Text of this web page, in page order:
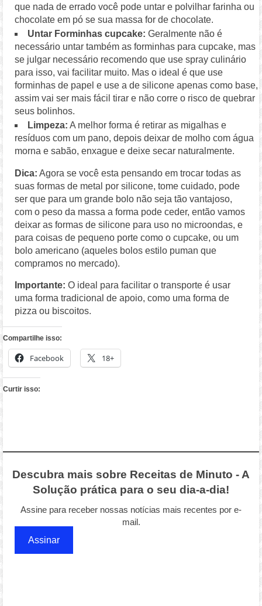
que nada de errado você pode untar e polvilhar farinha ou
chocolate em pó se sua massa for de chocolate.
Untar Forminhas cupcake: Geralmente não é
necessário untar também as forminhas para cupcake, mas
se julgar necessário recomendo que use spray culinário
para isso, vai facilitar muito. Mas o ideal é que use
forminhas de papel e use a de silicone apenas como base,
assim vai ser mais fácil tirar e não corre o risco de quebrar
seus bolinhos.
Limpeza: A melhor forma é retirar as migalhas e
resíduos com um pano, depois deixar de molho com água
morna e sabão, enxague e deixe secar naturalmente.
Dica: Agora se você esta pensando em trocar todas as
suas formas de metal por silicone, tome cuidado, pode
ser que para um grande bolo não seja tão vantajoso,
com o peso da massa a forma pode ceder, então vamos
deixar as formas de silicone para uso no microondas, e
para coisas de pequeno porte como o cupcake, ou um
bolo americano (aqueles bolos estilo puman que
compramos no mercado).
Importante: O ideal para facilitar o transporte é usar
uma forma tradicional de apoio, como uma forma de
pizza ou biscoitos.
Compartilhe isso:
Facebook 18+
Curtir isso:
Descubra mais sobre Receitas de Minuto - A
Solução prática para o seu dia-a-dia!
Assine para receber nossas notícias mais recentes por e-
mail.
Assinar